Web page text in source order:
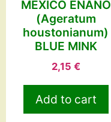
MÉXICO ENANO
(Ageratum
houstonianum)
BLUE MINK
2,15 €
Add to cart